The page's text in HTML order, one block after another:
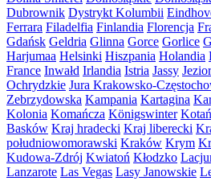
Dubrownik Dystrykt Kolumbii
Ferrara Filadelfia Finlandia Florencja
Gdańsk Geldria Glinna Gorce Gorlice
Harjumaa Helsinki Hiszpania Holandia
France Inwałd Irlandia Istria Jassy
Ochrydzkie Jura Krakowsko-
Zebrzydowska Kampania Kartagina
Kolonia Komańcza Königswinter Kotań
Basków Kraj hradecki Kraj liberecki
południowomorawski Kraków Krym
Kudowa-Zdrój Kwiatoń Kłodzko
Lanzarote Las Vegas Lasy Janowskie